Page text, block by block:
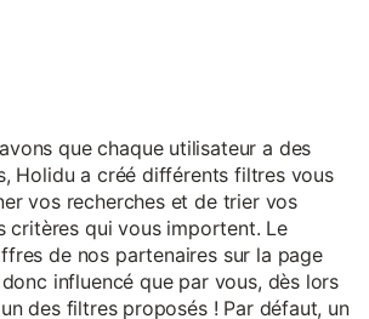
que chaque utilisateur a des
Holidu a créé différents filtres vous
vos recherches et de trier vos
critères qui vous importent. Le
de nos partenaires sur la page
donc influencé que par vous, dès lors
des filtres proposés ! Par défaut, un